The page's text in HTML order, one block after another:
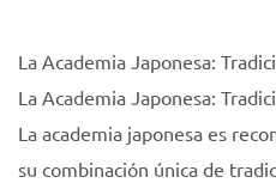
La Academia Japonesa:
La Academia Japonesa:
La academia japonesa es
su combinación única de